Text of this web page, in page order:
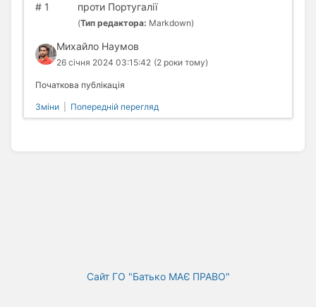
#1
проти Португалії
(Тип редактора: Markdown)
Михайло Наумов
26 січня 2024 03:15:42 (2 роки тому)
Початкова публікація
Зміни Попередній перегляд
Сайт ГО "Батько МАЄ ПРАВО"